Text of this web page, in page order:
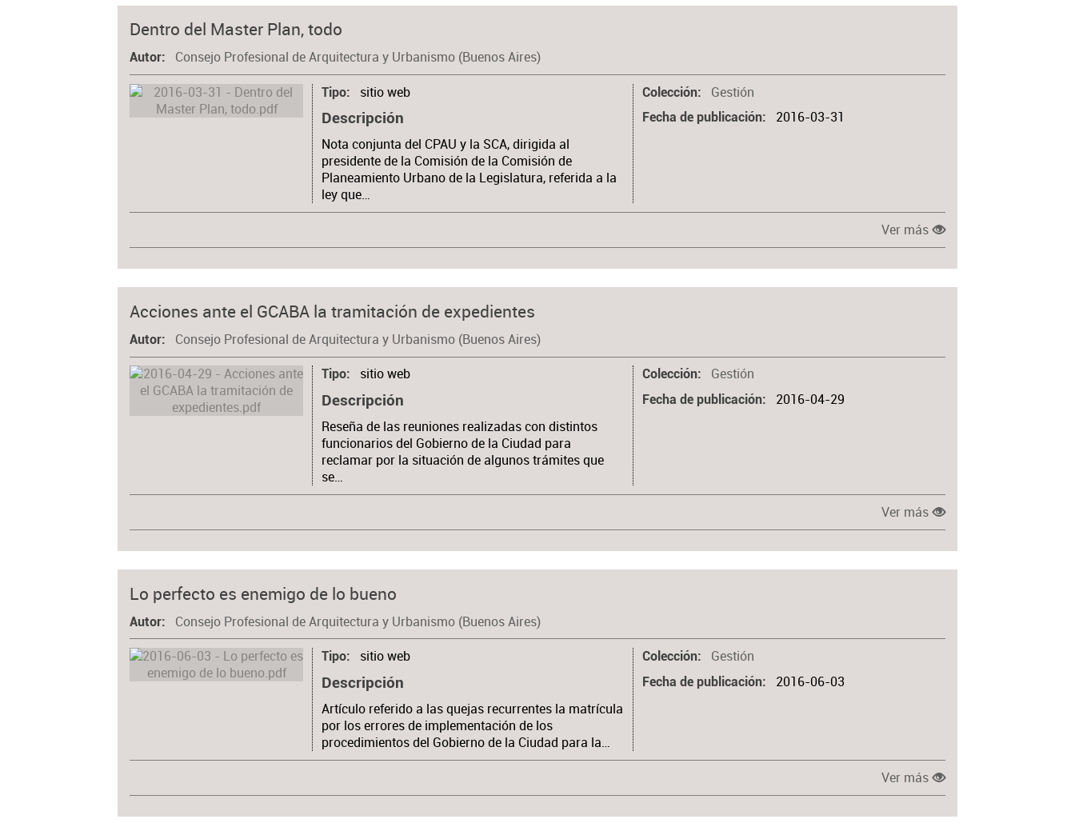
Dentro del Master Plan, todo
Autor Consejo Profesional de Arquitectura y Urbanismo (Buenos Aires)
Tipo sitio web
Descripción
Nota conjunta del CPAU y la SCA, dirigida al
presidente de la Comisión de la Comisión de
Planeamiento Urbano de la Legislatura, referida a la
ley que…
Colección Gestión
Fecha de publicación 2016-03-31
Ver más
Acciones ante el GCABA la tramitación de expedientes
Autor Consejo Profesional de Arquitectura y Urbanismo (Buenos Aires)
Tipo sitio web
Descripción
Reseña de las reuniones realizadas con distintos
funcionarios del Gobierno de la Ciudad para
reclamar por la situación de algunos trámites que
se…
Colección Gestión
Fecha de publicación 2016-04-29
Ver más
Lo perfecto es enemigo de lo bueno
Autor Consejo Profesional de Arquitectura y Urbanismo (Buenos Aires)
Tipo sitio web
Descripción
Artículo referido a las quejas recurrentes la matrícula
por los errores de implementación de los
procedimientos del Gobierno de la Ciudad para la…
Colección Gestión
Fecha de publicación 2016-06-03
Ver más